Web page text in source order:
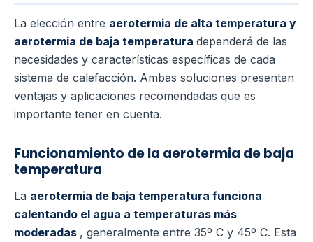
La elección entre aerotermia de alta temperatura y
aerotermia de baja temperatura dependerá de las
necesidades y características específicas de cada
sistema de calefacción. Ambas soluciones presentan
ventajas y aplicaciones recomendadas que es
importante tener en cuenta.
Funcionamiento de la aerotermia de baja
temperatura
La aerotermia de baja temperatura funciona
calentando el agua a temperaturas más
moderadas , generalmente entre 35º C y 45º C. Esta